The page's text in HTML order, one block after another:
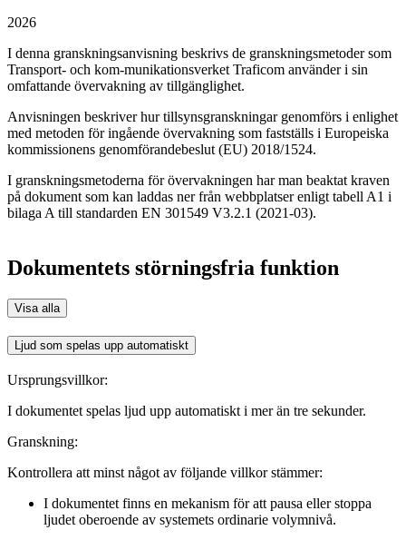
2026
I denna granskningsanvisning beskrivs de granskningsmetoder som
Transport- och kom-munikationsverket Traficom använder i sin
omfattande övervakning av tillgänglighet.
Anvisningen beskriver hur tillsynsgranskningar genomförs i enlighet
med metoden för ingående övervakning som fastställs i Europeiska
kommissionens genomförandebeslut (EU) 2018/1524.
I granskningsmetoderna för övervakningen har man beaktat kraven
på dokument som kan laddas ner från webbplatser enligt tabell A1 i
bilaga A till standarden EN 301549 V3.2.1 (2021-03).
Dokumentets störningsfria funktion
Visa alla
Ljud som spelas upp automatiskt
Ursprungsvillkor:
I dokumentet spelas ljud upp automatiskt i mer än tre sekunder.
Granskning:
Kontrollera att minst något av följande villkor stämmer:
I dokumentet finns en mekanism för att pausa eller stoppa
ljudet oberoende av systemets ordinarie volymnivå.